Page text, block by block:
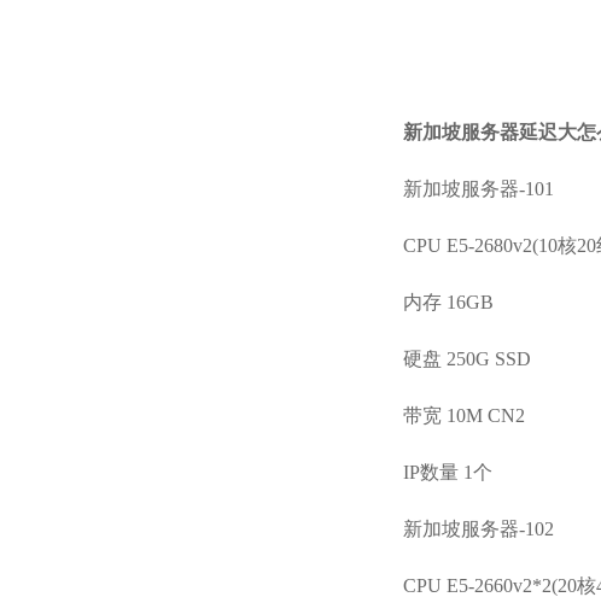
新加坡服务器延迟大怎
新加坡服务器-101
CPU E5-2680v2(10核20
内存 16GB
硬盘 250G SSD
带宽 10M CN2
IP数量 1个
新加坡服务器-102
CPU E5-2660v2*2(20核